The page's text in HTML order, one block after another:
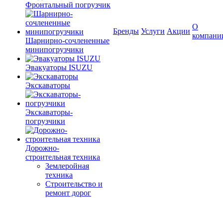
Фронтальный погрузчик
Шарнирно-сочлененные
минипогрузчики
Эвакуаторы ISUZU
Экскаваторы
Экскаваторы-
погрузчики
Дорожно-
строительная техника
Землеройная
техника
Строительство и
ремонт дорог
Бренды Услуги Акции
О